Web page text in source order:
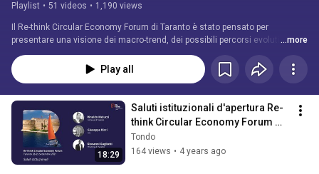
Playlist • 51 videos • 1,190 views
Il Re-think Circular Economy Forum di Taranto è stato pensato per
presentare una visione dei macro-trend, dei possibili percorsi evolutivi e
delle principali progettualità dell’Economia Circolare a livello nazionale ed
internazionale.
...more
Play all
18:29
Saluti istituzionali d'apertura Re-
think Circular Economy Forum
Taranto 28 Settembre 2021
Tondo
164 views • 4 years ago